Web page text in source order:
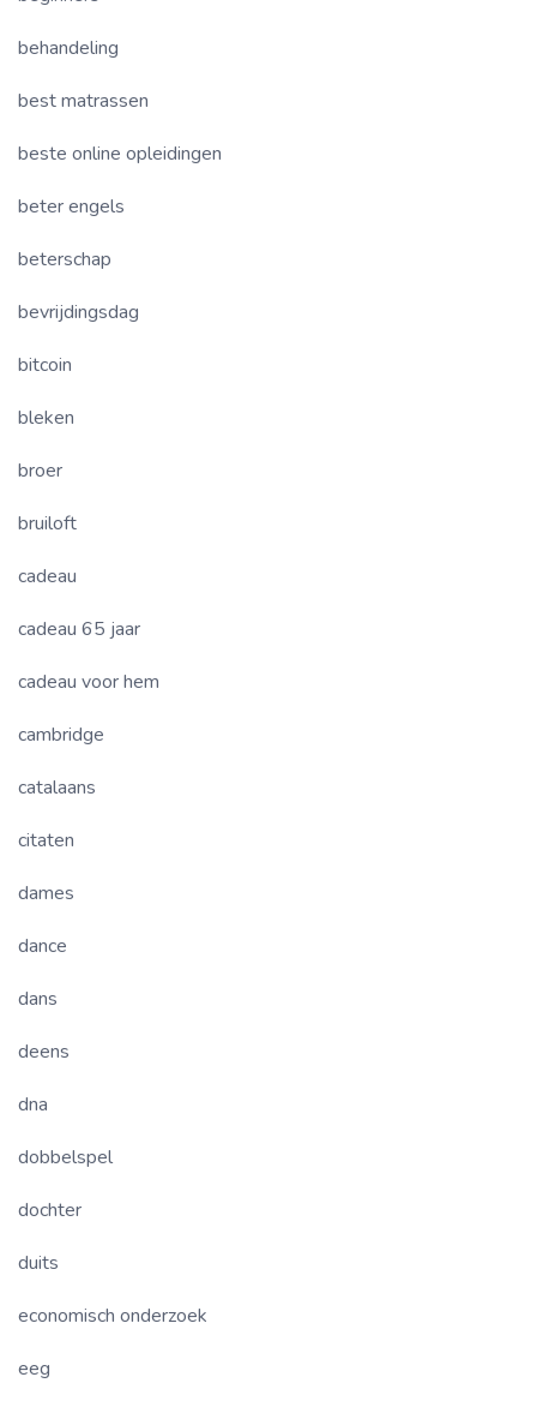
behandeling
best matrassen
beste online opleidingen
beter engels
beterschap
bevrijdingsdag
bitcoin
bleken
broer
bruiloft
cadeau
cadeau 65 jaar
cadeau voor hem
cambridge
catalaans
citaten
dames
dance
dans
deens
dna
dobbelspel
dochter
duits
economisch onderzoek
eeg